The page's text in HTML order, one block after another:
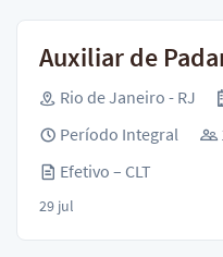
Auxiliar de
Rio de Janeiro - RJ
Período Integral
Efetivo – CLT
29 jul